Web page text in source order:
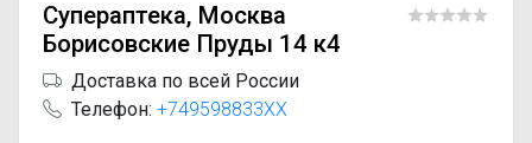
Супераптека, Москва
Борисовские Пруды 14 к4
Доставка по всей России
Телефон: +749598833XX